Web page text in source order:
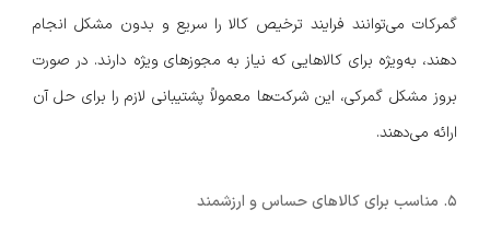
گمرکات می‌توانند فرایند ترخیص کالا را سریع و بدون مشکل انجام
دهند، به‌ویژه برای کالاهایی که نیاز به مجوزهای ویژه دارند. در صورت
بروز مشکل گمرکی، این شرکت‌ها معمولاً پشتیبانی لازم را برای حل آن
ارائه می‌دهند.
5. مناسب برای کالاهای حساس و ارزشمند